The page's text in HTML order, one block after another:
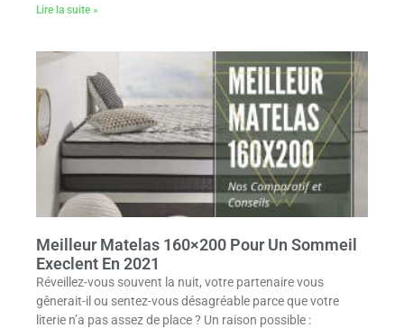
Lire la suite »
Meilleur Matelas 160×200 Pour Un Sommeil
Execlent En 2021
Réveillez-vous souvent la nuit, votre partenaire vous
gênerait-il ou sentez-vous désagréable parce que votre
literie n’a pas assez de place ? Un raison possible :